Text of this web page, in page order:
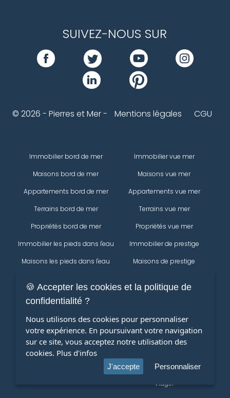
Modifier votre recherche
SUIVEZ-NOUS SUR
© 2026 - Pierres et Mer - Mentions légales CGU
Immobilier bord de mer
Maisons bord de mer
Appartements bord de mer
Terrains bord de mer
Propriétés bord de mer
Immobilier vue mer
Maisons vue mer
Appartements vue mer
Terrains vue mer
Propriétés vue mer
Immobilier les pieds dans l'eau
Maisons les pieds dans l'eau
l'eau
Propriétés les pieds dans l'eau
Immobilier de prestige
Maisons de prestige
Maisons
terrains
Viager
🍪 Accepter les cookies et la politique de
confidentialité ?
Nous utilisons des cookies pour personnaliser
votre expérience. En poursuivant votre navigation
sur ce site, vous acceptez notre utilisation des
cookies. Plus d'infos
J'accepte Personnaliser